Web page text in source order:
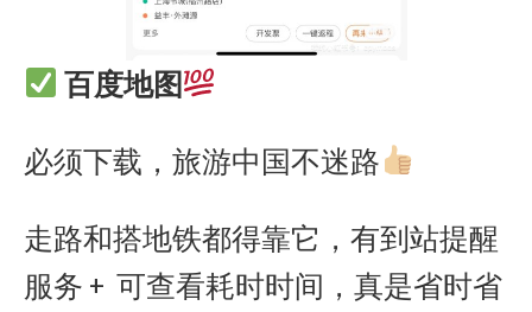
百度地图
必须下载，旅游中国不迷路
走路和搭地铁都得靠它，有到站提醒
服务 + 可查看耗时时间，真是省时省